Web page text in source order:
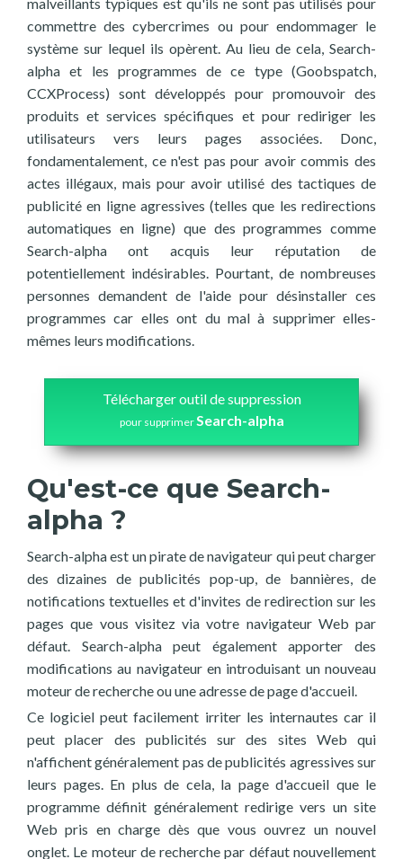
commettre des cybercrimes ou pour endommager le
système sur lequel ils opèrent. Au lieu de cela, Search-
alpha et les programmes de ce type (Goobspatch,
CCXProcess) sont développés pour promouvoir des
produits et services spécifiques et pour rediriger les
utilisateurs vers leurs pages associées. Donc,
fondamentalement, ce n'est pas pour avoir commis des
actes illégaux, mais pour avoir utilisé des tactiques de
publicité en ligne agressives (telles que les redirections
automatiques en ligne) que des programmes comme
Search-alpha ont acquis leur réputation de
potentiellement indésirables. Pourtant, de nombreuses
personnes demandent de l'aide pour désinstaller ces
programmes car elles ont du mal à supprimer elles-
mêmes leurs modifications.
Télécharger outil de suppression
pour supprimerSearch-alpha
Qu'est-ce que Search-
alpha ?
Search-alpha est un pirate de navigateur qui peut charger
des dizaines de publicités pop-up, de bannières, de
notifications textuelles et d'invites de redirection sur les
pages que vous visitez via votre navigateur Web par
défaut. Search-alpha peut également apporter des
modifications au navigateur en introduisant un nouveau
moteur de recherche ou une adresse de page d'accueil.
Ce logiciel peut facilement irriter les internautes car il
peut placer des publicités sur des sites Web qui
n'affichent généralement pas de publicités agressives sur
leurs pages. En plus de cela, la page d'accueil que le
programme définit généralement redirige vers un site
Web pris en charge dès que vous ouvrez un nouvel
onglet. Le moteur de recherche par défaut nouvellement